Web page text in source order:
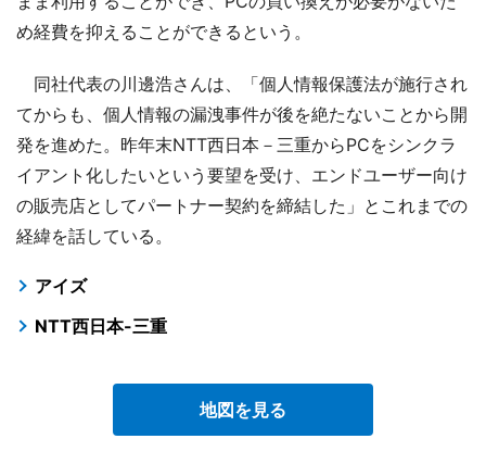
め経費を抑えることができるという。
同社代表の川邊浩さんは、「個人情報保護法が施行され
てからも、個人情報の漏洩事件が後を絶たないことから開
発を進めた。昨年末NTT西日本－三重からPCをシンクラ
イアント化したいという要望を受け、エンドユーザー向け
の販売店としてパートナー契約を締結した」とこれまでの
経緯を話している。
アイズ
NTT西日本-三重
地図を見る